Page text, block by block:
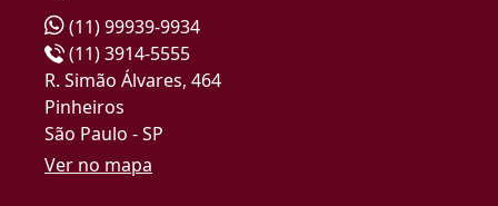
(11) 99939-9934
(11) 3914-5555
R. Simão Álvares, 464
Pinheiros
São Paulo - SP
Ver no mapa